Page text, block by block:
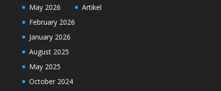
May 2026
February 2026
January 2026
August 2025
May 2025
October 2024
Artikel